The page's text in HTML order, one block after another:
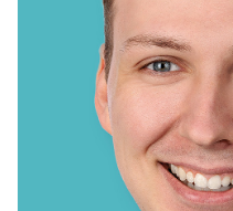
AUSSCHUSS FÜR
AUSSCHUSS FÜR